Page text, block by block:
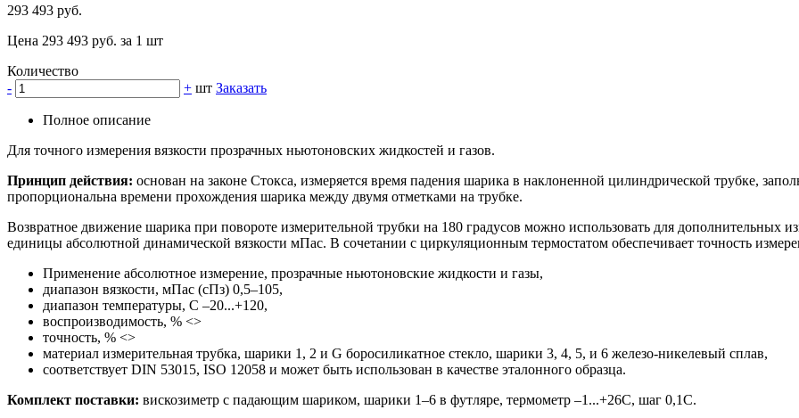
293 493 руб.
Цена 293 493 руб. за 1 шт
Количество
-
+ шт Заказать
Полное описание
Для точного измерения вязкости прозрачных ньютоновских жидкостей и газов.
Принцип действия: основан на законе Стокса, измеряется время падения шарика в наклоненной цилиндрической трубке,
пропорциональна времени прохождения шарика между двумя отметками на трубке.
Возвратное движение шарика при повороте измерительной трубки на 180 градусов можно использовать для дополнительных
единицы абсолютной динамической вязкости мПас. В сочетании с циркуляционным термостатом обеспечивает точность
Применение абсолютное измерение, прозрачные ньютоновские жидкости и газы,
диапазон вязкости, мПас (сПз) 0,5–105,
диапазон температуры, С –20...+120,
воспроизводимость, % <>
точность, % <>
материал измерительная трубка, шарики 1, 2 и G боросиликатное стекло, шарики 3, 4, 5, и 6 железо-никелевый сплав,
соответствует DIN 53015, ISO 12058 и может быть использован в качестве эталонного образца.
Комплект поставки: вискозиметр с падающим шариком, шарики 1–6 в футляре, термометр –1...+26С, шаг 0,1С.